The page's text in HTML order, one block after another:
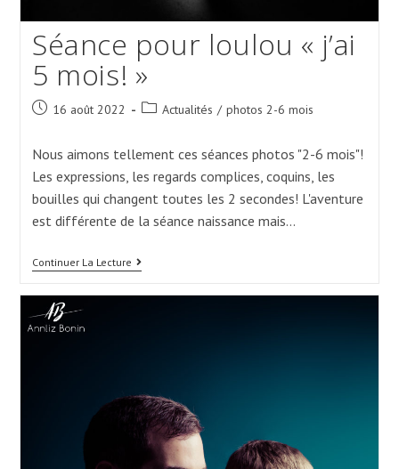
Séance pour loulou « j’ai
5 mois! »
Post 16 août 2022
Post Actualités / photos 2-6 mois
Nous aimons tellement ces séances photos "2-6 mois"!
Les expressions, les regards complices, coquins, les
bouilles qui changent toutes les 2 secondes! L'aventure
est différente de la séance naissance mais…
Continuer La LectureSéance
Pour